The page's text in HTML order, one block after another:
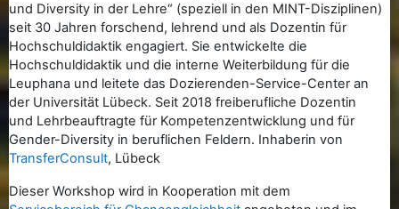
und Diversity in der Lehre“ (speziell in den MINT-Disziplinen)
seit 30 Jahren forschend, lehrend und als Dozentin für
Hochschuldidaktik engagiert. Sie entwickelte die
Hochschuldidaktik und die interne Weiterbildung für die
Leuphana und leitete das Dozierenden-Service-Center an
der Universität Lübeck. Seit 2018 freiberufliche Dozentin
und Lehrbeauftragte für Kompetenzentwicklung und für
Gender-Diversity in beruflichen Feldern. Inhaberin von
TransferConsult, Lübeck
Dieser Workshop wird in Kooperation mit dem